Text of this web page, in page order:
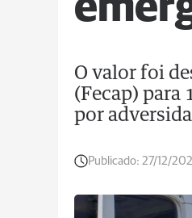
O valor foi
(Fecap) para
por
Publicado: 27/12/